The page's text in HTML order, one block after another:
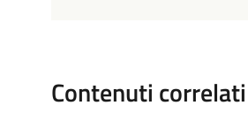
Contenuti correlati